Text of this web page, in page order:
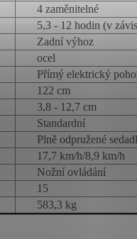
4 zaměnitelné
5,3 - 12 hodin (v
Zadní výhoz
ocel
Přímý elektrický
122 cm
3,8 - 12,7 cm
Standardní
Plně odpružené
17,7 km/h/8,9 km/h
Nožní ovládání
15
583,3 kg